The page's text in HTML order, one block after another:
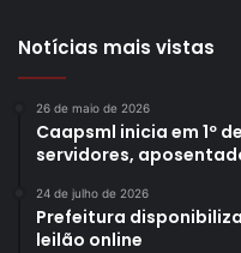
Notícias mais vistas
26 de maio de 2026
Caapsml inicia em 1º
servidores,
24 de julho de 2026
Prefeitura
leilão online